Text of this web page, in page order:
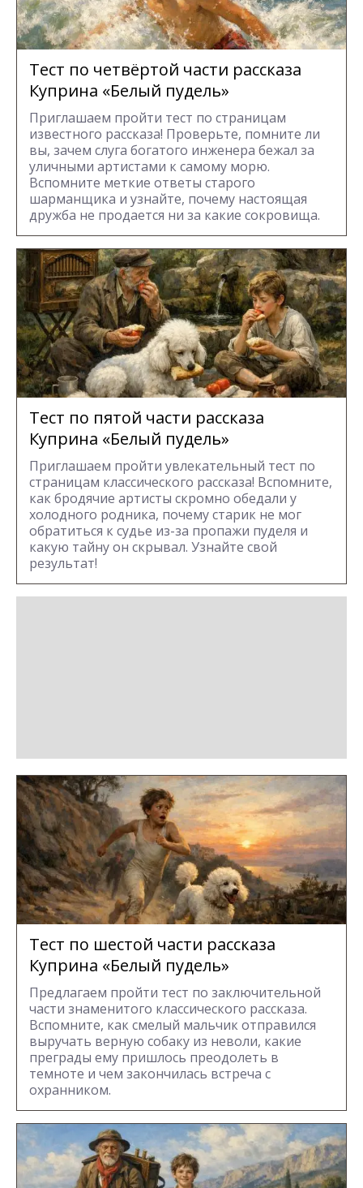
Тест по четвёртой части рассказа
Куприна «Белый пудель»
Приглашаем пройти тест по страницам
известного рассказа! Проверьте, помните ли
вы, зачем слуга богатого инженера бежал за
уличными артистами к самому морю.
Вспомните меткие ответы старого
шарманщика и узнайте, почему настоящая
дружба не продается ни за какие сокровища.
Тест по пятой части рассказа
Куприна «Белый пудель»
Приглашаем пройти увлекательный тест по
страницам классического рассказа! Вспомните,
как бродячие артисты скромно обедали у
холодного родника, почему старик не мог
обратиться к судье из-за пропажи пуделя и
какую тайну он скрывал. Узнайте свой
результат!
Тест по шестой части рассказа
Куприна «Белый пудель»
Предлагаем пройти тест по заключительной
части знаменитого классического рассказа.
Вспомните, как смелый мальчик отправился
выручать верную собаку из неволи, какие
преграды ему пришлось преодолеть в
темноте и чем закончилась встреча с
охранником.